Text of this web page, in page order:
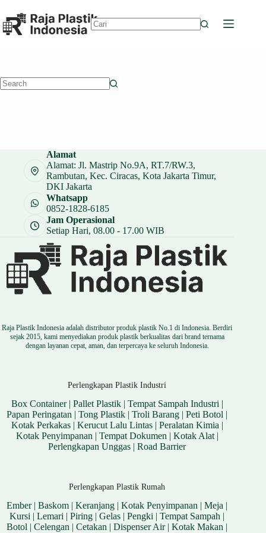
to
content
Alamat
Alamat: Jl. Mastrip No.9A, RT.7/RW.3,
Rambutan, Kec. Ciracas, Kota Jakarta Timur,
DKI Jakarta
Whatsapp
0852-1828-6185
Jam Operasional
Setiap Hari, 08.00 - 17.00 WIB
Raja Plastik Indonesia adalah distributor produk plastik No.1 di Indonesia. Berdiri
sejak 2015, kami menyediakan produk plastik berkualitas dari brand ternama
dengan layanan cepat, aman, dan terpercaya ke seluruh Indonesia.
Perlengkapan Plastik Industri
Box Container| Pallet Plastik| Tempat Sampah Industri |
Papan Peringatan |Tong Plastik |Troli Barang |Peti Botol |
Kotak Perkakas| Kerucut Lalu Lintas| Peralatan Kimia |
Kotak Penyimpanan | Tempat Dokumen | Kotak Alat|
Perlengkapan Unggas |Road Barrier
Perlengkapan Plastik Rumah
Ember|Baskom |Keranjang |Kotak Penyimpanan |Meja |
Kursi |Lemari |Piring |Gelas |Pengki |Tempat Sampah |
Botol |Celengan |Cetakan |Dispenser Air|Kotak Makan |